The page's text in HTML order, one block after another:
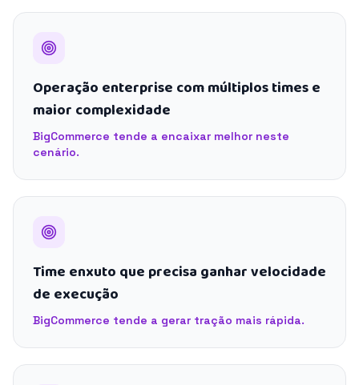
Operação enterprise com múltiplos times e
maior complexidade
BigCommerce tende a encaixar melhor neste
cenário.
Time enxuto que precisa ganhar velocidade
de execução
BigCommerce tende a gerar tração mais rápida.